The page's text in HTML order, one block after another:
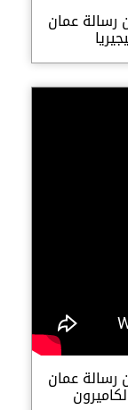
رسالة عمان
رسالة عمان